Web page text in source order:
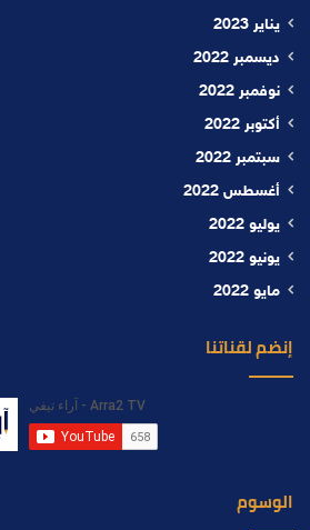
يناير 2023
ديسمبر 2022
نوفمبر 2022
أكتوبر 2022
سبتمبر 2022
أغسطس 2022
يوليو 2022
يونيو 2022
مايو 2022
إنضم لقناتنا
الوسوم